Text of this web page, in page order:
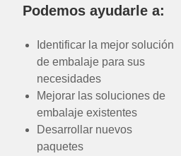
Podemos ayudarle a:
Identificar la mejor solución
de embalaje para sus
necesidades
Mejorar las soluciones de
embalaje existentes
Desarrollar nuevos
paquetes